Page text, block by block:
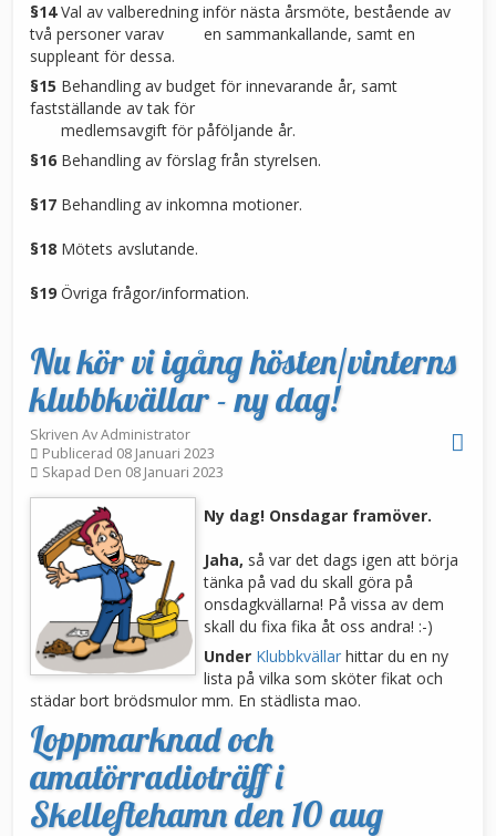
§14Val av valberedning inför nästa årsmöte, bestående av
två personer varav en sammankallande, samt en
suppleant för dessa.
§15 Behandling av budget för innevarande år, samt
fastställande av tak för
medlemsavgift för påföljande år.
§16 Behandling av förslag från styrelsen.
§17 Behandling av inkomna motioner.
§18 Mötets avslutande.
§19 Övriga frågor/information.
Nu kör vi igång hösten/vinterns
klubbkvällar - ny dag!
Skriven AvAdministrator
Publicerad 08 Januari 2023
Skapad Den 08 Januari 2023
Ny dag! Onsdagar framöver.
Jaha, så var det dags igen att börja
tänka på vad du skall göra på
onsdagkvällarna! På vissa av dem
skall du fixa fika åt oss andra! :-)
Under Klubbkvällar hittar du en ny
lista på vilka som sköter fikat och
städar bort brödsmulor mm. En städlista mao.
Loppmarknad och
amatörradioträff i
Skelleftehamn den 10 aug